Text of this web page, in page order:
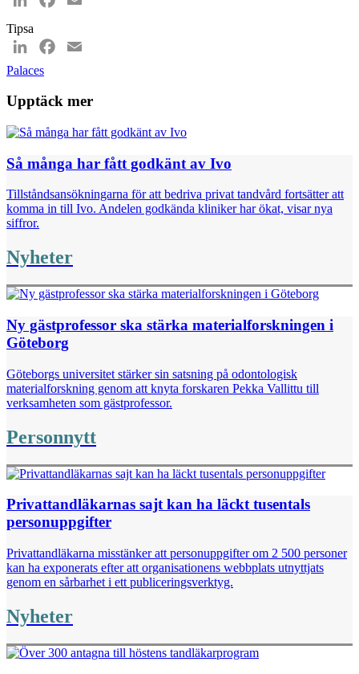
Tipsa
LinkedInFacebook
Palaces
Upptäck mer
Så många har fått godkänt av Ivo
Tillståndsansökningarna för att bedriva privat tandvård fortsätter att
komma in till Ivo. Andelen godkända kliniker har ökat, visar nya
siffror.
Nyheter
Ny gästprofessor ska stärka materialforskningen i
Göteborg
Göteborgs universitet stärker sin satsning på odontologisk
materialforskning genom att knyta forskaren Pekka Vallittu till
verksamheten som gästprofessor.
Personnytt
Privattandläkarnas sajt kan ha läckt tusentals
personuppgifter
Privattandläkarna misstänker att personuppgifter om 2 500 personer
kan ha exponerats efter att organisationens webbplats utnyttjats
genom en sårbarhet i ett publiceringsverktyg.
Nyheter